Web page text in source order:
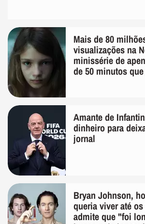
Mais de 80
visualizações na
minissérie de
de 50 minutos
Amante de
dinheiro para
jornal
Bryan Johnson,
queria viver até
admite que "foi